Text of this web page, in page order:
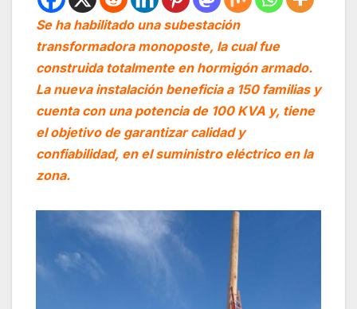
Se ha habilitado una subestación
transformadora monoposte, la cual fue
construida totalmente en hormigón armado.
La nueva instalación beneficia a 150 familias y
cuenta con una potencia de 100 KVA y, tiene
el objetivo de garantizar calidad y
confiabilidad, en el suministro eléctrico en la
zona.